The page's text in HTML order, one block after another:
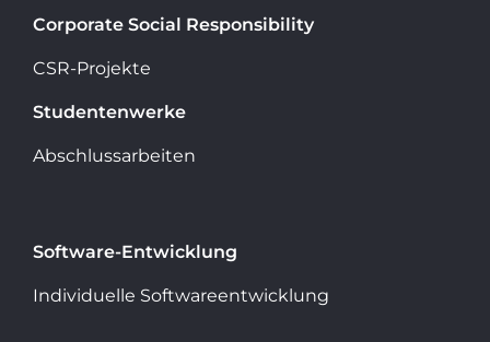
Corporate Social Responsibility
CSR-Projekte
Studentenwerke
Abschlussarbeiten
Software-Entwicklung
Individuelle Softwareentwicklung